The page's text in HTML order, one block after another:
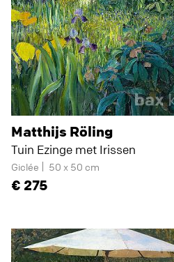
Matthijs Röling
Tuin Ezinge met Irissen
Giclée 50 x 50 cm
275